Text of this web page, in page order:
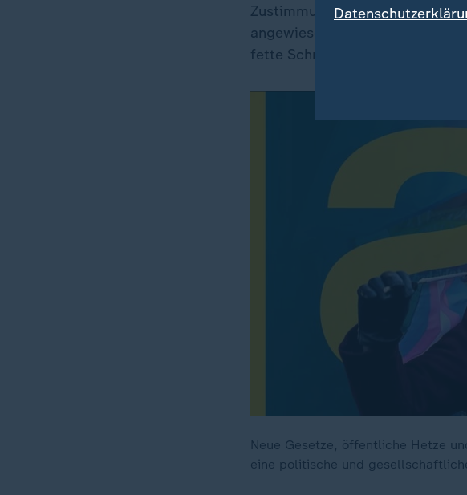
Zustimmung der US-Regierung
angewiesen. Colbert
fette Schmiergeldzahlung".
Neue Gesetze, öffentliche Hetze
eine politische und